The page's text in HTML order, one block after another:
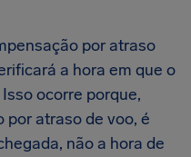
por atraso
a hora em que o
ocorre porque,
por atraso de voo, é
não a hora de